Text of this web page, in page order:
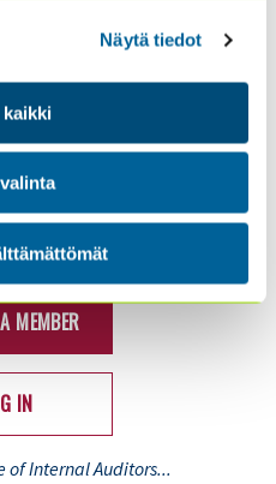
Näytä tiedot
kaikki
AUDITOR
FINLAND!
meitä:
MEMBER
IN
of Internal Auditors...